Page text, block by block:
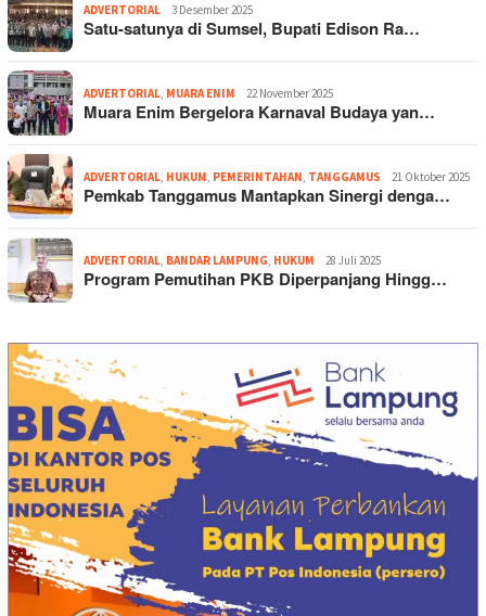
ADVERTORIAL 3 Desember 2025
Satu-satunya di Sumsel, Bupati Edison Ra…
ADVERTORIAL MUARA ENIM 22 November 2025
Muara Enim Bergelora Karnaval Budaya yan…
ADVERTORIAL HUKUM PEMERINTAHAN TANGGAMUS 21 Oktober 2025
Pemkab Tanggamus Mantapkan Sinergi denga…
ADVERTORIAL BANDAR LAMPUNG HUKUM 28 Juli 2025
Program Pemutihan PKB Diperpanjang Hingg…